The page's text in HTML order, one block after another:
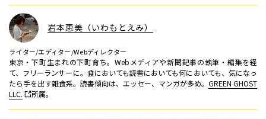
岩本恵美（いわもとえみ）
ライター/エディター/Webディレクター
東京・下町生まれの下町育ち。Webメディアや新聞記事の執筆・編集を経
て、フリーランサーに。食においても読書においても何においても、気になっ
たら手を出す雑食系。読書傾向は、エッセー、マンガが多め。 GREEN GHOST
LLC.
所属。